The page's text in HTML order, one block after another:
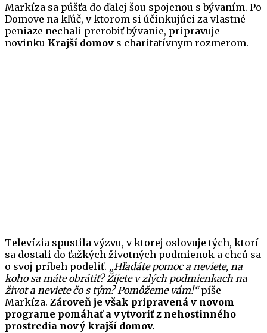
Markíza sa púšťa do ďalej šou spojenou s bývaním. Po
Domove na kľúč, v ktorom si účinkujúci za vlastné
peniaze nechali prerobiť bývanie, pripravuje
novinku Krajší domov s charitatívnym rozmerom.
Televízia spustila výzvu, v ktorej oslovuje tých, ktorí
sa dostali do ťažkých životných podmienok a chcú sa
o svoj príbeh podeliť. „Hľadáte pomoc a neviete, na
koho sa máte obrátiť? Žijete v zlých podmienkach na
život a neviete čo s tým? Pomôžeme vám!“píše
Markíza. Zároveň je však pripravená v novom
programe pomáhať a vytvoriť z nehostinného
prostredia nový krajší domov.